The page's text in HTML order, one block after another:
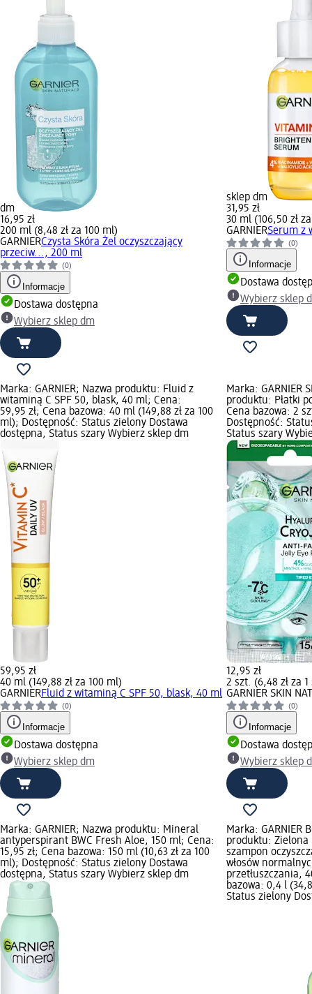
dm
16,95 zł
200 ml (8,48 zł za 100 ml)
GARNIERCzysta Skóra Żel oczyszczający
przeciw..., 200 ml
(0)
Informacje
Dostawa dostępna
Wybierz sklep dm
sklep dm
31,95 zł
30 ml (106,50 zł
GARNIERSerum z
(0)
Informacje
Dostawa
Wybierz sklep
Marka: GARNIER; Nazwa produktu: Fluid z
witaminą C SPF 50, blask, 40 ml; Cena:
59,95 zł; Cena bazowa: 40 ml (149,88 zł za 100
ml); Dostępność: Status zielony Dostawa
dostępna, Status szary Wybierz sklep dm
59,95 zł
40 ml (149,88 zł za 100 ml)
GARNIERFluid z witaminą C SPF 50, blask, 40 ml
(0)
Informacje
Dostawa dostępna
Wybierz sklep dm
Marka: GARNIER
produktu: Płatki
Cena bazowa: 2
Dostępność:
Status szary
12,95 zł
2 szt. (6,48 zł za
GARNIER SKIN
(0)
Informacje
Dostawa
Wybierz sklep
Marka: GARNIER; Nazwa produktu: Mineral
antyperspirant BWC Fresh Aloe, 150 ml; Cena:
15,95 zł; Cena bazowa: 150 ml (10,63 zł za 100
ml); Dostępność: Status zielony Dostawa
dostępna, Status szary Wybierz sklep dm
Marka: GARNIER
produktu: Zielona
szampon
włosów
przetłuszczania,
bazowa: 0,4 l
Status zielony